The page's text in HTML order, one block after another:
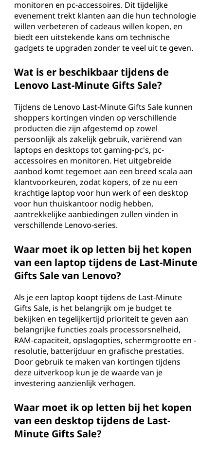
monitoren en pc-accessoires. Dit tijdelijke
evenement trekt klanten aan die hun technologie
willen verbeteren of cadeaus willen kopen, en
biedt een uitstekende kans om technische
gadgets te upgraden zonder te veel uit te geven.
Wat is er beschikbaar tijdens de
Lenovo Last-Minute Gifts Sale?
Tijdens de Lenovo Last-Minute Gifts Sale kunnen
shoppers kortingen vinden op verschillende
producten die zijn afgestemd op zowel
persoonlijk als zakelijk gebruik, variërend van
laptops en desktops tot gaming-pc's, pc-
accessoires en monitoren. Het uitgebreide
aanbod komt tegemoet aan een breed scala aan
klantvoorkeuren, zodat kopers, of ze nu een
krachtige laptop voor hun werk of een desktop
voor hun thuiskantoor nodig hebben,
aantrekkelijke aanbiedingen zullen vinden in
verschillende Lenovo-series.
Waar moet ik op letten bij het kopen
van een laptop tijdens de Last-Minute
Gifts Sale van Lenovo?
Als je een laptop koopt tijdens de Last-Minute
Gifts Sale, is het belangrijk om je budget te
bekijken en tegelijkertijd prioriteit te geven aan
belangrijke functies zoals processorsnelheid,
RAM-capaciteit, opslagopties, schermgrootte en -
resolutie, batterijduur en grafische prestaties.
Door gebruik te maken van kortingen tijdens
deze uitverkoop kun je de waarde van je
investering aanzienlijk verhogen.
Waar moet ik op letten bij het kopen
van een desktop tijdens de Last-
Minute Gifts Sale?